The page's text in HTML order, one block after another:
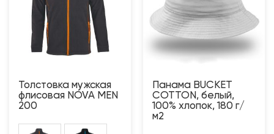
Толстовка мужская
флисовая NOVA MEN
200
Панама BUCKET
COTTON, белый,
100% хлопок, 180 г/
м2